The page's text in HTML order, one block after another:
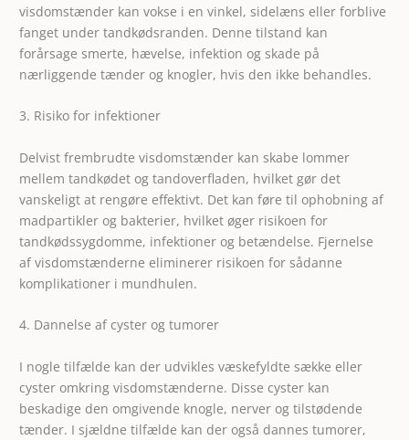
visdomstænder kan vokse i en vinkel, sidelæns eller forblive
fanget under tandkødsranden. Denne tilstand kan
forårsage smerte, hævelse, infektion og skade på
nærliggende tænder og knogler, hvis den ikke behandles.
3. Risiko for infektioner
Delvist frembrudte visdomstænder kan skabe lommer
mellem tandkødet og tandoverfladen, hvilket gør det
vanskeligt at rengøre effektivt. Det kan føre til ophobning af
madpartikler og bakterier, hvilket øger risikoen for
tandkødssygdomme, infektioner og betændelse. Fjernelse
af visdomstænderne eliminerer risikoen for sådanne
komplikationer i mundhulen.
4. Dannelse af cyster og tumorer
I nogle tilfælde kan der udvikles væskefyldte sække eller
cyster omkring visdomstænderne. Disse cyster kan
beskadige den omgivende knogle, nerver og tilstødende
tænder. I sjældne tilfælde kan der også dannes tumorer,